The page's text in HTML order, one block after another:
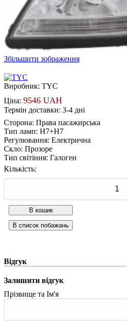
Збільшити зображення
Виробник: TYC
Ціна: 9546 UAH
Термін доставки: 3-4 дні
Сторона: Права пасажирська
Тип ламп: H7+H7
Регулювання: Електрична
Скло: Прозоре
Тип світіння: Галоген
Кількість:
Відгук
Залишити відгук
Прізвище та Ім'я